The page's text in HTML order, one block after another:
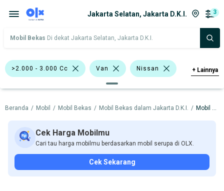
Jakarta Selatan, Jakarta D.K.I. 3
Mobil Bekas Di dekat Jakarta Selatan, Jakarta D.K.I.
>2.000 - 3.000 Cc Van Nissan
Harga Merek Dan Model Tahun
Tipe Bodi Tipe Membership
+ Lainnya
Beranda / Mobil / Mobil Bekas / Mobil Bekas dalam Jakarta D.K.I. / Mobil Bekas dalam Jakarta Selatan
Cek Harga Mobilmu
Cari tau harga mobilmu berdasarkan mobil serupa di OLX.
Cek Sekarang